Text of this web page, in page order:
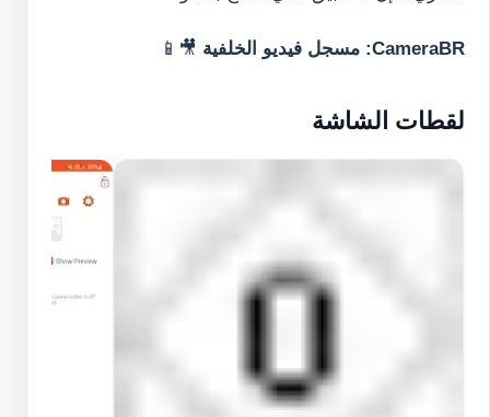
CameraBR: مسجل فيديو الخلفية 🎥📱
لقطات الشاشة